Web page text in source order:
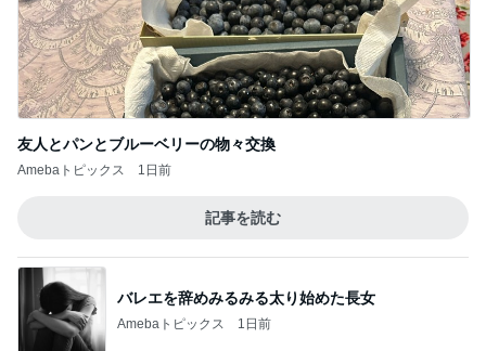
友人とパンとブルーベリーの物々交換
Amebaトピックス 1日前
記事を読む
バレエを辞めみるみる太り始めた長女
Amebaトピックス 1日前